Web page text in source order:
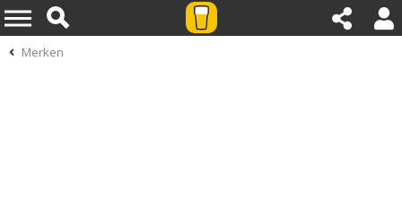
Merken